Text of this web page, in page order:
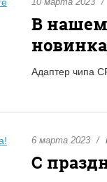
В нашем
Адаптер чипа
6 марта 2023
С